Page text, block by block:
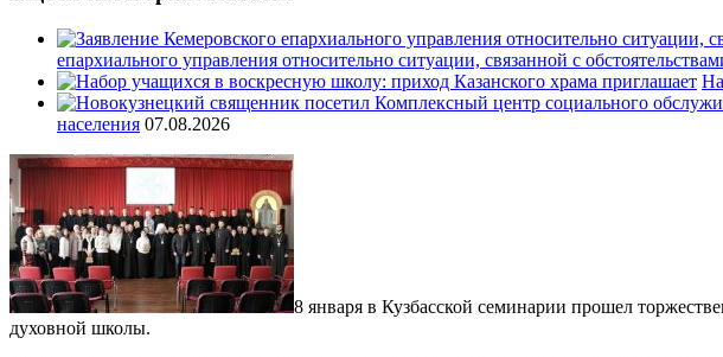
епархиального управления относительно ситуации, связанной с
населения 07.08.2026
8 января в Кузбасской семинарии прошел
духовной школы.